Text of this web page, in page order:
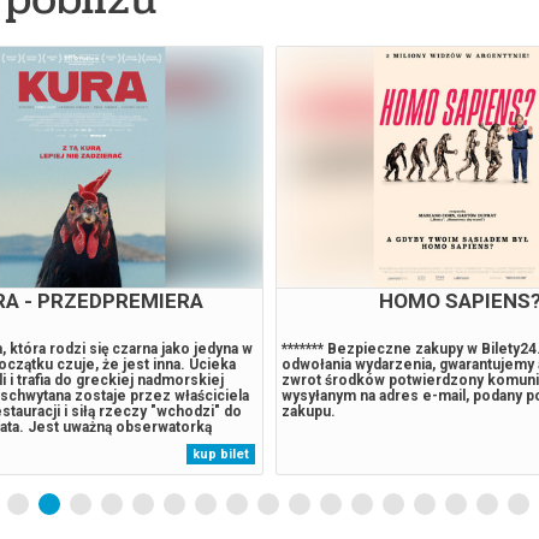
BAŁTYK
Łeby, wśród wiatru, soli i zapachu
czterech dekad prowadzi kultową
To miejsce nie jest tylko biznesem
powołanie i sens codzienności.
stała się lokalną legendą, a
większą niż życie. Dla wielu
Miecia to nie tylko sąsiadka czy
Łeby z krwi i kości, zkup bilet
JAZZKLUB / EMIL
MEGAMIASTA
Wykonawcy Emil Miszk Modulaire
historyczna, kierownictwo
Wybrańczyk – perkusja Krzysztof
Krzysztof Stencel – waltornia,
historyczna Dominik Wroniszewski –
Holmlander – tuba Jonathan
kontrafagot Jorik Bergman – flety
Søndergaard – wibrafon Inga Vamze